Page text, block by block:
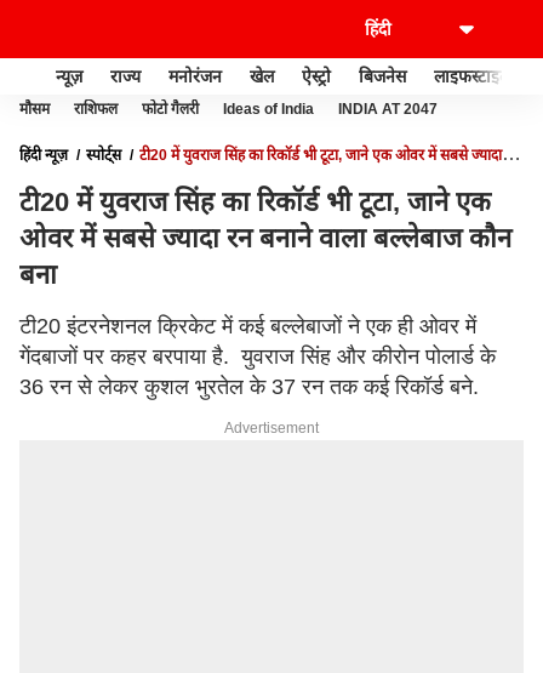
न्यूज़ राज्य मनोरंजन खेल ऐस्ट्रो बिजनेस लाइफस्टाइल
मौसम राशिफल फोटो गैलरी Ideas of India INDIA AT 2047
हिंदी न्यूज़ स्पोर्ट्स
टी20 में युवराज सिंह का रिकॉर्ड भी टूटा, जाने एक ओवर में सबसे ज्यादा रन
टी20 में युवराज सिंह का रिकॉर्ड भी टूटा, जाने एक
ओवर में सबसे ज्यादा रन बनाने वाला बल्लेबाज कौन
बना
टी20 इंटरनेशनल क्रिकेट में कई बल्लेबाजों ने एक ही ओवर में
गेंदबाजों पर कहर बरपाया है. युवराज सिंह और कीरोन पोलार्ड के
36 रन से लेकर कुशल भुरतेल के 37 रन तक कई रिकॉर्ड बने.
Advertisement